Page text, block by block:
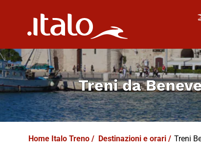
Treni da
Home Italo Treno / Destinazioni e orari / Treni